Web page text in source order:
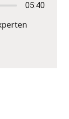
05:40